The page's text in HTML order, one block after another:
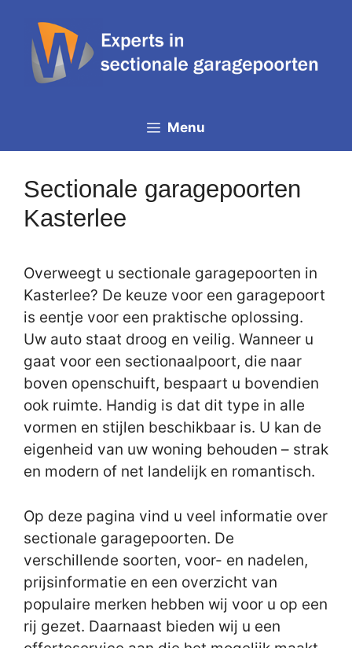
inhoud
Menu
Sectionale garagepoorten
Kasterlee
Overweegt u sectionale garagepoorten in
Kasterlee? De keuze voor een garagepoort
is eentje voor een praktische oplossing.
Uw auto staat droog en veilig. Wanneer u
gaat voor een sectionaalpoort, die naar
boven openschuift, bespaart u bovendien
ook ruimte. Handig is dat dit type in alle
vormen en stijlen beschikbaar is. U kan de
eigenheid van uw woning behouden – strak
en modern of net landelijk en romantisch.
Op deze pagina vind u veel informatie over
sectionale garagepoorten. De
verschillende soorten, voor- en nadelen,
prijsinformatie en een overzicht van
populaire merken hebben wij voor u op een
rij gezet. Daarnaast bieden wij u een